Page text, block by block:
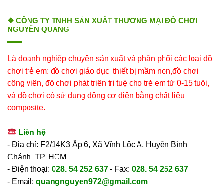
❖ CÔNG TY TNHH SẢN XUẤT THƯƠNG MẠI ĐỒ CHƠI
NGUYÊN QUANG
Là doanh nghiệp chuyên sản xuất và phân phối các loại đồ
chơi trẻ em: đồ chơi giáo dục, thiết bị mầm non,đồ chơi
công viên, đồ chơi phát triển trí tuệ cho trẻ em từ 0-15 tuổi,
và đồ chơi có sử dụng động cơ điện bằng chất liệu
composite.
Liên hệ
- Địa chỉ: F2/14K3 Ấp 6, Xã Vĩnh Lộc A, Huyện Bình
Chánh, TP. HCM
- Điện thoại: 028. 54 252 637 - Fax: 028. 54 252 637
- Email: quangnguyen972@gmail.com